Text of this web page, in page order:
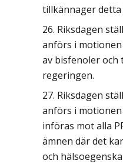
tillkännager
Riksdagen
anförs i
av bisfenoler
regeringen.
Riksdagen
anförs i
införas mot alla
ämnen där det
och